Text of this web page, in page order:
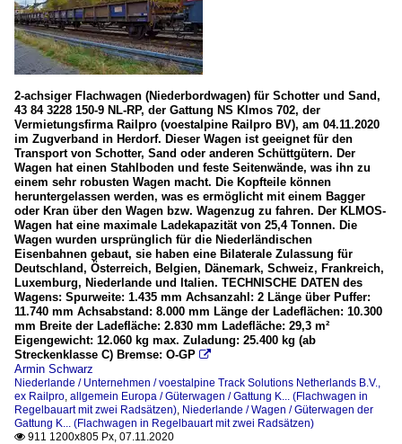
2-achsiger Flachwagen (Niederbordwagen) für Schotter und Sand,
43 84 3228 150-9 NL-RP, der Gattung NS Klmos 702, der
Vermietungsfirma Railpro (voestalpine Railpro BV), am 04.11.2020
im Zugverband in Herdorf. Dieser Wagen ist geeignet für den
Transport von Schotter, Sand oder anderen Schüttgütern. Der
Wagen hat einen Stahlboden und feste Seitenwände, was ihn zu
einem sehr robusten Wagen macht. Die Kopfteile können
heruntergelassen werden, was es ermöglicht mit einem Bagger
oder Kran über den Wagen bzw. Wagenzug zu fahren. Der KLMOS-
Wagen hat eine maximale Ladekapazität von 25,4 Tonnen. Die
Wagen wurden ursprünglich für die Niederländischen
Eisenbahnen gebaut, sie haben eine Bilaterale Zulassung für
Deutschland, Österreich, Belgien, Dänemark, Schweiz, Frankreich,
Luxemburg, Niederlande und Italien. TECHNISCHE DATEN des
Wagens: Spurweite: 1.435 mm Achsanzahl: 2 Länge über Puffer:
11.740 mm Achsabstand: 8.000 mm Länge der Ladeflächen: 10.300
mm Breite der Ladefläche: 2.830 mm Ladefläche: 29,3 m²
Eigengewicht: 12.060 kg max. Zuladung: 25.400 kg (ab
Streckenklasse C) Bremse: O-GP 
Armin Schwarz
Niederlande / Unternehmen / voestalpine Track Solutions Netherlands B.V.,
ex Railpro, allgemein Europa / Güterwagen / Gattung K... (Flachwagen in
Regelbauart mit zwei Radsätzen), Niederlande / Wagen / Güterwagen der
Gattung K... (Flachwagen in Regelbauart mit zwei Radsätzen)
 911 1200x805 Px, 07.11.2020